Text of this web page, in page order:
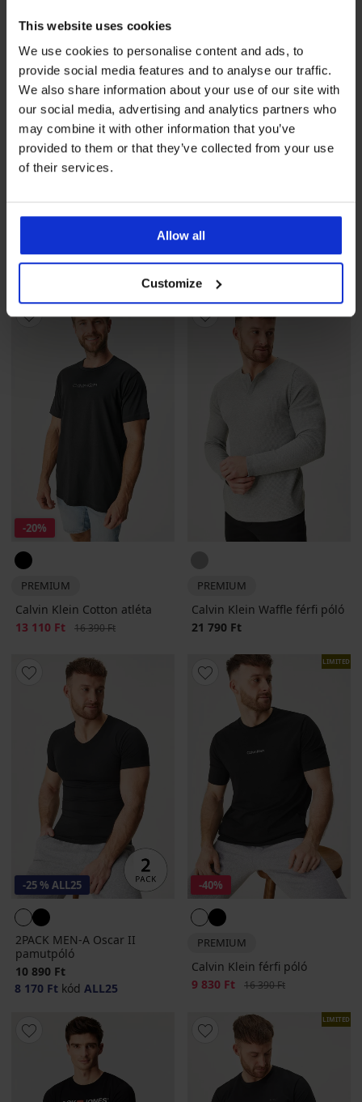
This website uses cookies
We use cookies to personalise content and ads, to
provide social media features and to analyse our traffic.
We also share information about your use of our site with
our social media, advertising and analytics partners who
may combine it with other information that you’ve
provided to them or that they’ve collected from your use
of their services.
Allow all
Customize
-25 % ALL25
4,6
14 590 Ft
póló- és bokszeralsósze...
12 690 Ft
-20%
PREMIUM
Calvin Klein Cotton atléta
Kedvezmény
13 110 Ft Eredeti ár
16 390 Ft
LIMITED
PREMIUM
Calvin Klein Waffle férfi póló
21 790 Ft
-25 % ALL25
2PACK MEN-A Oscar II
pamutpóló
10 890 Ft
8 170 Ft kód ALL25
LIMITED
-40%
PREMIUM
Calvin Klein férfi póló
Kedvezmény
9 830 Ft Eredeti ár
16 390 Ft
LIMITED